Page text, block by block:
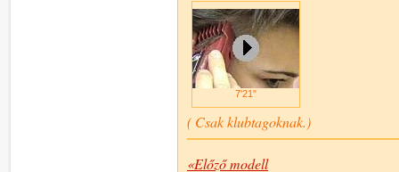
7'21"
( Csak klubtagoknak.)
«Előző modell